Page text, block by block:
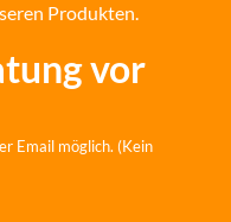
Produkten.
vor
Email möglich. (Kein